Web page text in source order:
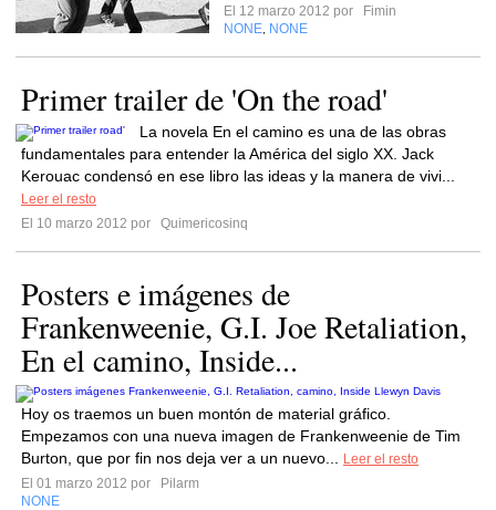
El 12 marzo 2012 por
Fimin
NONE NONE
Primer trailer de 'On the road'
La novela En el camino es una de las obras
fundamentales para entender la América del siglo XX. Jack
Kerouac condensó en ese libro las ideas y la manera de vivi...
Leer el resto
El 10 marzo 2012 por
Quimericosinq
Posters e imágenes de
Frankenweenie, G.I. Joe Retaliation,
En el camino, Inside...
Hoy os traemos un buen montón de material gráfico.
Empezamos con una nueva imagen de Frankenweenie de Tim
Burton, que por fin nos deja ver a un nuevo...
Leer el resto
El 01 marzo 2012 por
Pilarm
NONE